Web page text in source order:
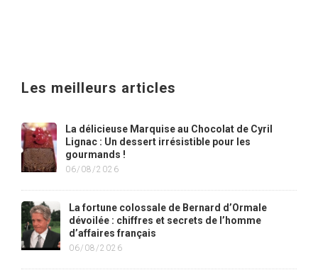
Les meilleurs articles
La délicieuse Marquise au Chocolat de Cyril
Lignac : Un dessert irrésistible pour les
gourmands !
06/08/2026
La fortune colossale de Bernard d’Ormale
dévoilée : chiffres et secrets de l’homme
d’affaires français
06/08/2026